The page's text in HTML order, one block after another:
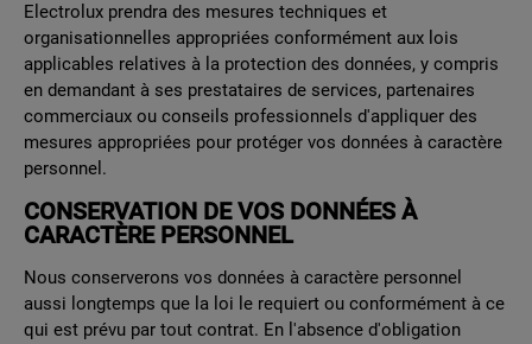
Electrolux prendra des mesures techniques et
organisationnelles appropriées conformément aux lois
applicables relatives à la protection des données, y compris
en demandant à ses prestataires de services, partenaires
commerciaux ou conseils professionnels d'appliquer des
mesures appropriées pour protéger vos données à caractère
personnel.
CONSERVATION DE VOS DONNÉES À
CARACTÈRE PERSONNEL
Nous conserverons vos données à caractère personnel
aussi longtemps que la loi le requiert ou conformément à ce
qui est prévu par tout contrat. En l'absence d'obligation